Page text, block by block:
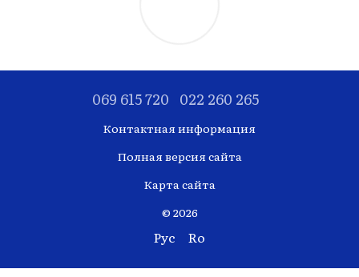
069 615 720 022 260 265
Контактная информация
Полная версия сайта
Карта сайта
© 2026
Рус Ro